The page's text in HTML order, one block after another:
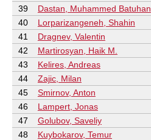
39
Dastan, Muhammed Batuhan
40
Lorparizangeneh, Shahin
41
Dragnev, Valentin
42
Martirosyan, Haik M.
43
Kelires, Andreas
44
Zajic, Milan
45
Smirnov, Anton
46
Lampert, Jonas
47
Golubov, Saveliy
48
Kuybokarov, Temur